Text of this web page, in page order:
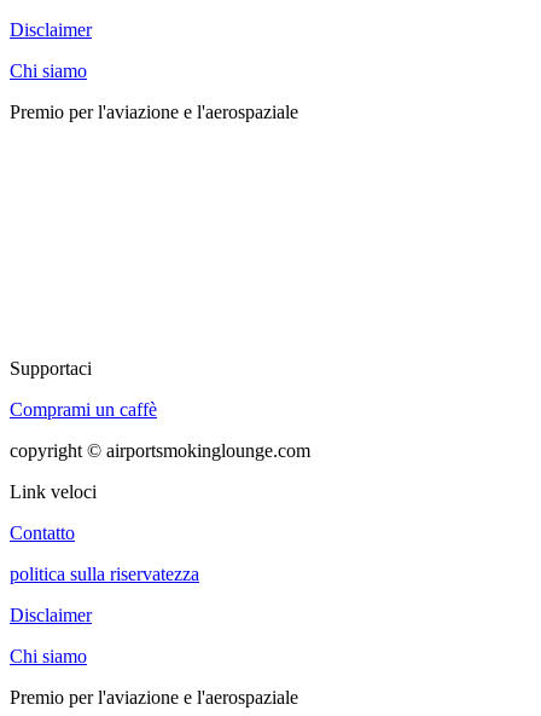
Disclaimer
Chi siamo
Premio per l'aviazione e l'aerospaziale
Supportaci
Comprami un caffè
copyright © airportsmokinglounge.com
Link veloci
Contatto
politica sulla riservatezza
Disclaimer
Chi siamo
Premio per l'aviazione e l'aerospaziale